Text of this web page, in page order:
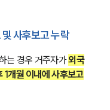
사후보고 누락
는 경우 거주자가 외국
1개월 이내에 사후보고